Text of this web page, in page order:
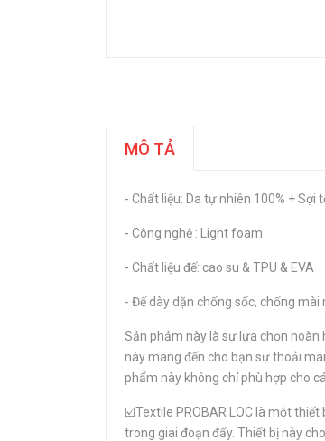
MÔ TẢ
- Chất liệu: Da tự nhiên 100% + Sợi
- Công nghệ : Light foam
- Chất liệu đế: cao su & TPU & EVA
- Đế dày dặn chống sốc, chống
Sản phảm này là sự lựa chọn hoàn
này mang đến cho bạn sự thoải
phẩm này không chỉ phù hợp cho
☑️Textile PROBAR LOC là một
trong giai đoạn đẩy. Thiết bị này